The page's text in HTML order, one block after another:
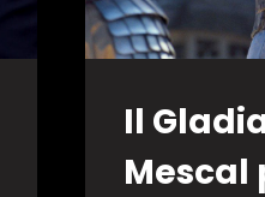
Il
Mescal